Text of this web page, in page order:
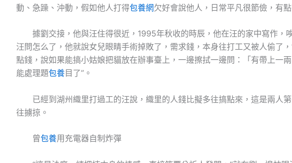
動、急躁、沖動，假如他人打得包養網欠好會說他人，日常平凡很節儉，有點
據劉交接，他與汪住得很近，1995年秋收的時辰，他在汪的家中寫作，
汪問怎么了，他就說女兒眼睛手術掉敗了，需求錢，本身往打工又被人偷了
點錢，說如果能搞小姑娘把貓放在辦事臺上，一邊擦拭一邊問：「有帶上一
能處理題包養目了”。
已經到湖州織里打過工的汪說，織里的人錢比擬多往搞點來，這是兩人
往擄掠。
曾包養用充電器自制炸彈